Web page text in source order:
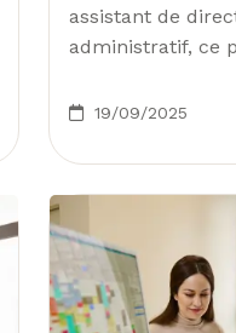
assistant de
administratif, ce
19/09/2025